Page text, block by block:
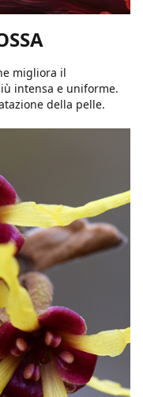
migliora il
intensa e uniforme.
della pelle.